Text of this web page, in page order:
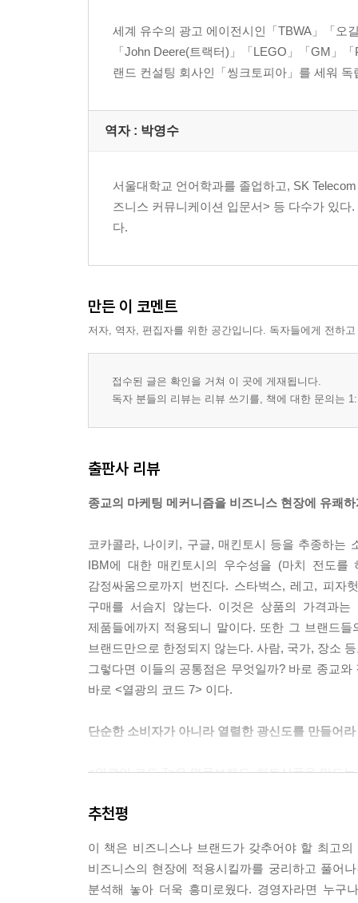
│유럽을 이긴 미국의 와인도시 나파밸리│세계 여
4 존재만으로도 열광의 브랜드가 된 사람들
│거리 예술가들의 로망 쉐퍼드 페어리
1 열광의 코드는 진화한다
리모델링 1단계_ 사내 조직 활성화하기
당신의 회사나 아이디어는 어떻게 시작되었는
방식으로 당신을 만날 수 있는가│당신을 반대하
버거킹이 맥도날드를 이길 수 없었던 이유
세계 유수의 광고 에이전시인「TBWA」「오
「John Deere(트랙터)」「LEGO」「GM」
랜드 컨설팅 회사인「씽크토피아」를 세워
역자 : 박영수
서울대학교 언어학과를 졸업하고, SK
즈니스 커뮤니케이션 입문서> 등 다수가 있
다.
만든 이 코멘트
저자, 역자, 편집자를 위한 공간입니다. 독자들에게 전하
접수된 글은 확인을 거쳐 이 곳에 게재됩니다.
독자 분들의 리뷰는 리뷰 쓰기를, 책에 대한 문의는
출판사 리뷰
종교의 마케팅 메커니즘을 비즈니스 현장에 유쾌
코카­콜라, 나이키, 구글, 매킨토시 등을 추종하는
IBM에 대한 매킨토시의 우수성을 (마치 전도를
감정싸움으로까지 번진다. 스타벅스, 레고, 피자
구매를 서슴지 않는다. 이것은 상품의 가격과
제품들에까지 적용되니 말이다. 또한 그 브랜드
브랜드만으로 한정되지 않는다. 사람, 국가, 장소
그렇다면 이들의 공통점은 무엇일까? 바로 종교
바로 <열광의 코드 7> 이다.
단순한 소비자가 아니라 열렬한 광신도를 만들어라
<열광의 코드 7>은 명품브랜드, 히트상품을 만드
열광의 코드에 기반을 두어 광신도를 모으고 있
하나에 소속되어 있으며, 이 구성원들은 격월로
야유회에도 참가한다. 이러한 마케팅 전략 덕분
할리데이비슨의 광고비는 겨우 100만 달러에 불과
추천평
이 책은 비즈니스나 브랜드가 갖추어야 할 최고
비즈니스의 현장에 적용시킬까를 궁리하고 풀어
분석해 놓아 더욱 흥미로웠다. 경영자라면 누구